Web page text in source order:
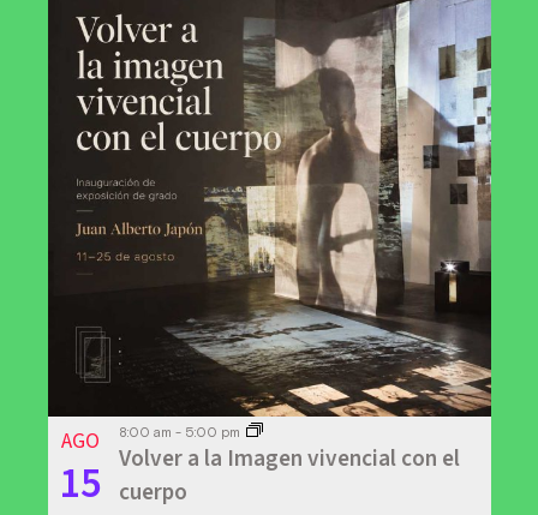
AGO
15
8:00 am - 5:00 pm
Volver a la Imagen vivencial con el
cuerpo